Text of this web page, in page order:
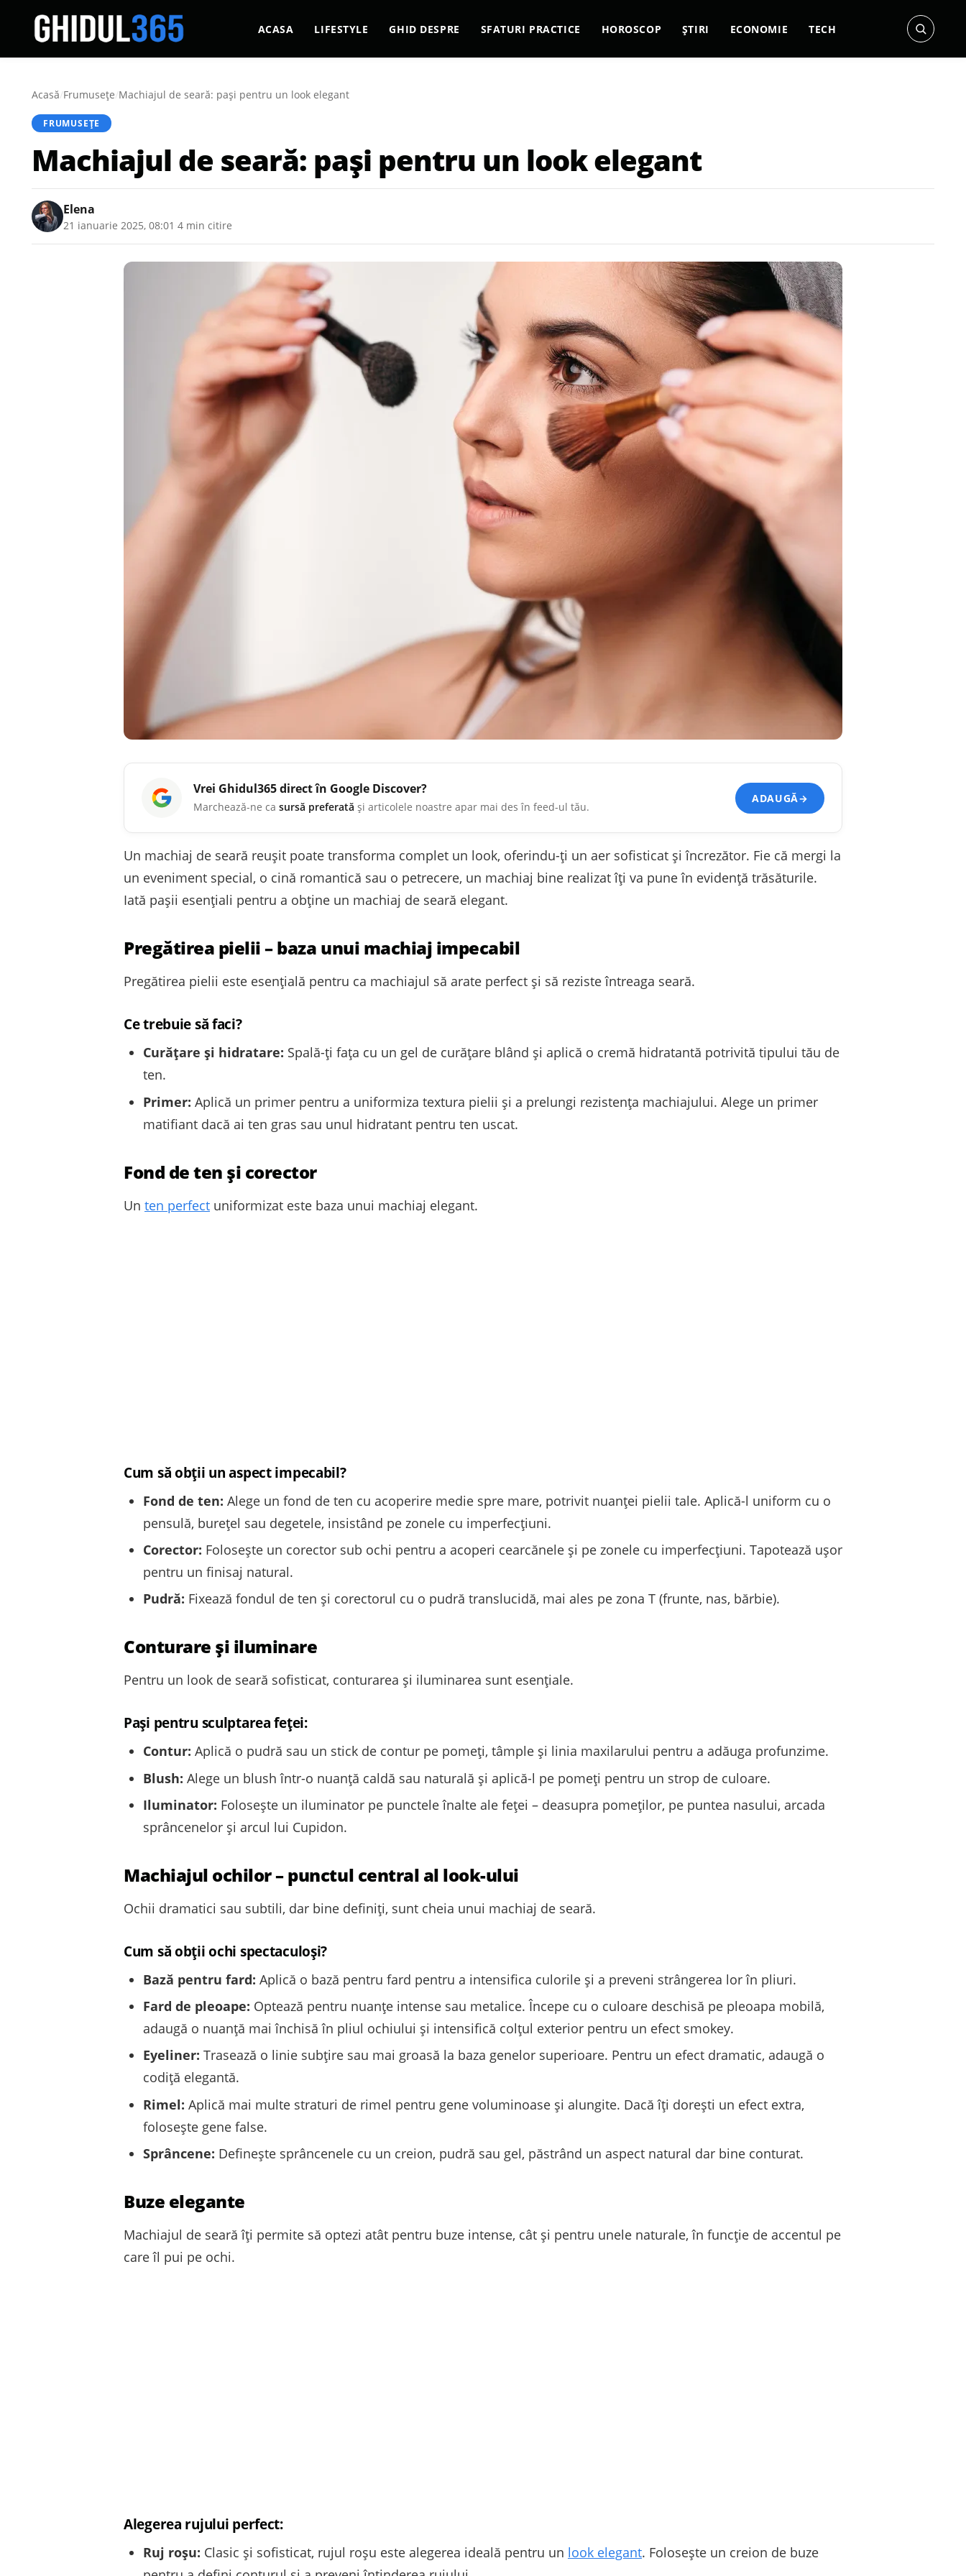
ACASA LIFESTYLE GHID DESPRE SFATURI PRACTICE HOROSCOP ȘTIRI ECONOMIE TECH
Acasă/Frumusețe/Machiajul de seară: pași pentru un look elegant
FRUMUSEȚE
Machiajul de seară: pași pentru un look elegant
Elena
21 ianuarie 2025, 08:01 4 min citire
Vrei Ghidul365direct în Google Discover?
Marchează-ne ca sursă preferată și articolele noastre apar mai des în feed-ul tău.
ADAUGĂ→
Un machiaj de seară reușit poate transforma complet un look, oferindu-ți un aer sofisticat și încrezător. Fie că mergi la
un eveniment special, o cină romantică sau o petrecere, un machiaj bine realizat îți va pune în evidență trăsăturile.
Iată pașii esențiali pentru a obține un machiaj de seară elegant.
Pregătirea pielii – baza unui machiaj impecabil
Pregătirea pielii este esențială pentru ca machiajul să arate perfect și să reziste întreaga seară.
Ce trebuie să faci?
Curățare și hidratare: Spală-ți fața cu un gel de curățare blând și aplică o cremă hidratantă potrivită tipului tău de
ten.
Primer: Aplică un primer pentru a uniformiza textura pielii și a prelungi rezistența machiajului. Alege un primer
matifiant dacă ai ten gras sau unul hidratant pentru ten uscat.
Fond de ten și corector
Un ten perfect uniformizat este baza unui machiaj elegant.
Cum să obții un aspect impecabil?
Fond de ten: Alege un fond de ten cu acoperire medie spre mare, potrivit nuanței pielii tale. Aplică-l uniform cu o
pensulă, burețel sau degetele, insistând pe zonele cu imperfecțiuni.
Corector: Folosește un corector sub ochi pentru a acoperi cearcănele și pe zonele cu imperfecțiuni. Tapotează ușor
pentru un finisaj natural.
Pudră: Fixează fondul de ten și corectorul cu o pudră translucidă, mai ales pe zona T (frunte, nas, bărbie).
Conturare și iluminare
Pentru un look de seară sofisticat, conturarea și iluminarea sunt esențiale.
Pași pentru sculptarea feței:
Contur: Aplică o pudră sau un stick de contur pe pomeți, tâmple și linia maxilarului pentru a adăuga profunzime.
Blush: Alege un blush într-o nuanță caldă sau naturală și aplică-l pe pomeți pentru un strop de culoare.
Iluminator: Folosește un iluminator pe punctele înalte ale feței – deasupra pomeților, pe puntea nasului, arcada
sprâncenelor și arcul lui Cupidon.
Machiajul ochilor – punctul central al look-ului
Ochii dramatici sau subtili, dar bine definiți, sunt cheia unui machiaj de seară.
Cum să obții ochi spectaculoși?
Bază pentru fard: Aplică o bază pentru fard pentru a intensifica culorile și a preveni strângerea lor în pliuri.
Fard de pleoape: Optează pentru nuanțe intense sau metalice. Începe cu o culoare deschisă pe pleoapa mobilă,
adaugă o nuanță mai închisă în pliul ochiului și intensifică colțul exterior pentru un efect smokey.
Eyeliner: Trasează o linie subțire sau mai groasă la baza genelor superioare. Pentru un efect dramatic, adaugă o
codiță elegantă.
Rimel: Aplică mai multe straturi de rimel pentru gene voluminoase și alungite. Dacă îți dorești un efect extra,
folosește gene false.
Sprâncene: Definește sprâncenele cu un creion, pudră sau gel, păstrând un aspect natural dar bine conturat.
Buze elegante
Machiajul de seară îți permite să optezi atât pentru buze intense, cât și pentru unele naturale, în funcție de accentul pe
care îl pui pe ochi.
Alegerea rujului perfect:
Ruj roșu: Clasic și sofisticat, rujul roșu este alegerea ideală pentru un look elegant. Folosește un creion de buze